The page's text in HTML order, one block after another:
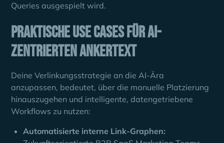
Queries ausgespielt wird.
Praktische Use Cases für AI-
zentrierten Ankertext
Deine Verlinkungsstrategie an die AI-Ära
anzupassen, bedeutet, über die manuelle Platzierung
hinauszugehen und intelligente, datengetriebene
Workflows zu nutzen:
Automatisierte interne Link-Graphen: